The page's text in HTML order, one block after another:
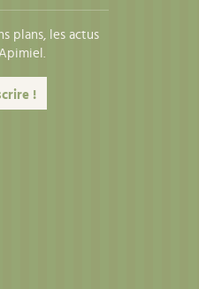
plans, les actus
!